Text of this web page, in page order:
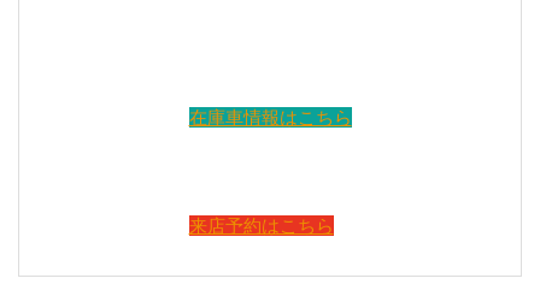
在庫車情報はこちら
来店予約はこちら